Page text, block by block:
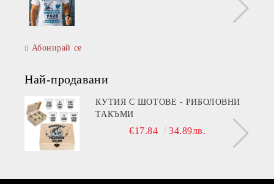
Абонирай се
Най-продавани
КУТИЯ С ШОТОВЕ - РИБОЛОВНИ
ТАКЪМИ
€17.84 34.89лв.